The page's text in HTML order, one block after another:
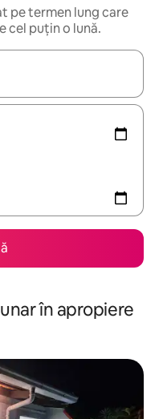
pe termen lung care
cel puțin o lună.
folosind tastele
în apropiere
oaspeților